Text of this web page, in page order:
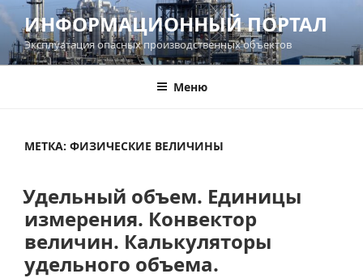
Перейти
содержимому
ИНФОРМАЦИОННЫЙ ПОРТАЛ
Эксплуатация опасных производственных объектов
Меню
МЕТКА: ФИЗИЧЕСКИЕ ВЕЛИЧИНЫ
Удельный объем. Единицы
измерения. Конвектор
величин. Калькуляторы
удельного объема.